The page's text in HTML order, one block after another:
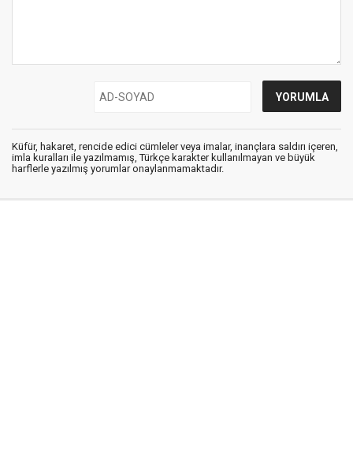
Küfür, hakaret, rencide edici cümleler veya imalar, inançlara saldırı içeren,
imla kuralları ile yazılmamış, Türkçe karakter kullanılmayan ve büyük
harflerle yazılmış yorumlar onaylanmamaktadır.